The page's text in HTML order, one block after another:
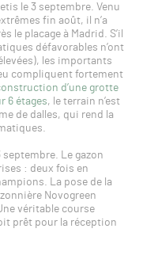
le 3 septembre. Venu
fin août, il n’a
le placage à Madrid. S’il
défavorables n’ont
les importants
compliquent fortement
d’une grotte
6 étages, le terrain n’est
de dalles, qui rend la
septembre. Le gazon
: deux fois en
La pose de la
Novogreen
véritable course
prêt pour la réception